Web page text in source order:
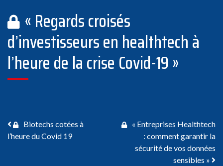
« Regards croisés
d’investisseurs en healthtech à
l’heure de la crise Covid-19 »
Navigation des articles
Biotechs cotées à
l’heure du Covid 19
« Entreprises Healthtech
: comment garantir la
sécurité de vos données
sensibles »